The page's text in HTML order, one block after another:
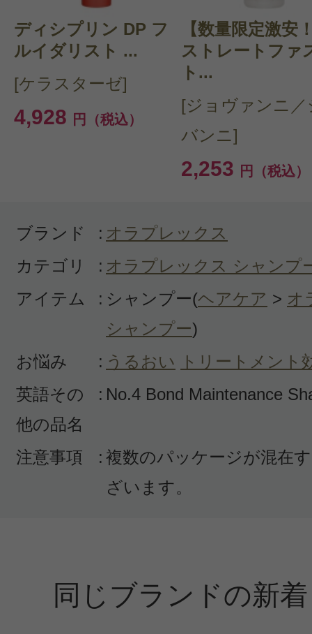
り/ボリュームダウン(ヘア)
購入品：お得！No.4 ボンドメンテナ
+No.5 ボンドメンテナンスコンディ
もう何年もこのシャンプー・トリー
っていましたが、暑くなりだした頃
きりしたほうが良いかな？と思い
ァイングのサロンサイズの方を買
ンプーをボンドメンテナンスシャ
いのでこちらをリピートします。
感じた効能：抜け毛予防/頭皮のエイ
ボトルが小さいと思いましたがシャ
ディシプリン DP フ
ルイダリスト ...
[ケラスターゼ]
4,928 円（税込）
【数量限定激安
ストレートファ
ト...
[ジョヴァンニ／
バンニ]
2,253 円（税込）
ブランド : オラプレックス
カテゴリ
: オラプレックス シャンプ
アイテム
: シャンプー(ヘアケア > オ
シャンプー)
お悩み
: うるおい
トリートメント
英語その
他の品名
: No.4 Bond Maintenance
注意事項 : 複数のパッケージが混在
ざいます。
同じブランドの新